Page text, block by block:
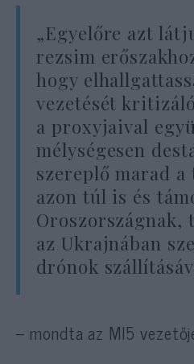
„Egyelőre azt
rezsim
hogy
vezetését
a proxyjaival
mélységesen
szereplő marad a
azon túl is és
Oroszországnak,
az Ukrajnában
drónok
– mondta az MI5